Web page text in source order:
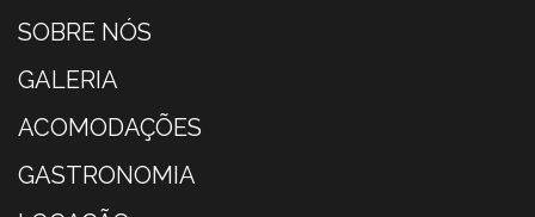
SOBRE NÓS
GALERIA
ACOMODAÇÕES
GASTRONOMIA